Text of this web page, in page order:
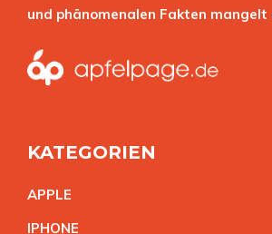
und phänomenalen Fakten mangelt
KATEGORIEN
APPLE
IPHONE